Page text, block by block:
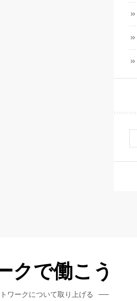
クで働こう
ワークについて取り上げる